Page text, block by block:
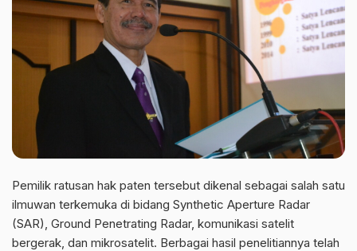
Pemilik ratusan hak paten tersebut dikenal sebagai salah satu
ilmuwan terkemuka di bidang Synthetic Aperture Radar
(SAR), Ground Penetrating Radar, komunikasi satelit
bergerak, dan mikrosatelit. Berbagai hasil penelitiannya telah